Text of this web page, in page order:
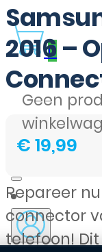
0
Geen
2016 –
€19,99
Repareer
connector
telefoon!